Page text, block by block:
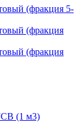
(фракция 5-
(фракция
(фракция
(1 м3)